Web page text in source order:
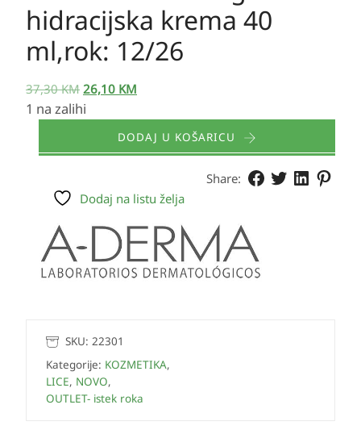
hidracijska krema 40
ml,rok: 12/26
37,30KM 26,10 KM
1 na zalihi
DODAJ U KOŠARICU
Share:
Dodaj na listu želja
SKU: 22301
Kategorije: KOZMETIKA,
LICE, NOVO,
OUTLET- istek roka